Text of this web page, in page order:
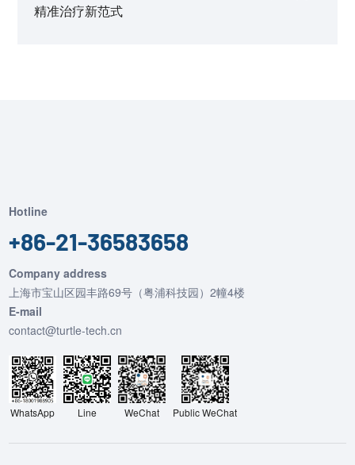
精准治疗新范式
Hotline
+86-21-36583658
Company address
上海市宝山区园丰路69号（粤浦科技园）2幢4楼
E-mail
contact@turtle-tech.cn
WhatsApp Line WeChat Public WeChat